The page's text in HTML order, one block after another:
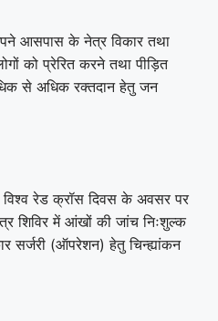
आसपास के नेत्र विकार तथा
को प्रेरित करने तथा पीड़ित
से अधिक रक्तदान हेतु जन
रेड क्रॉस दिवस के अवसर पर
शिविर में आंखों की जांच निःशुल्क
सर्जरी (ऑपरेशन) हेतु चिन्ह्यांकन